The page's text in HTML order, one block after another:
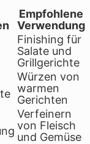
Empfohlene
Verwendung
Finishing für
Salate und
Grillgerichte
Würzen von
warmen
Gerichten
Verfeinern
von Fleisch
und Gemüse